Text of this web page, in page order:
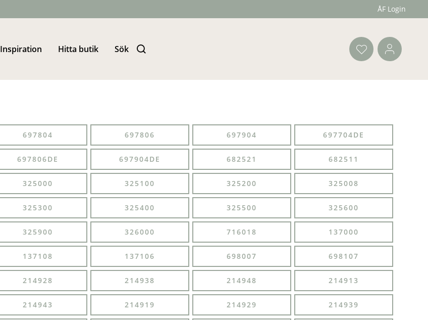
ÅF Login
Inspiration Hitta butik Sök
697804 697806 697904 697704DE
697806DE 697904DE 682521 682511
325000 325100 325200 325008
325300 325400 325500 325600
325900 326000 716018 137000
137108 137106 698007 698107
214928 214938 214948 214913
214943 214919 214929 214939